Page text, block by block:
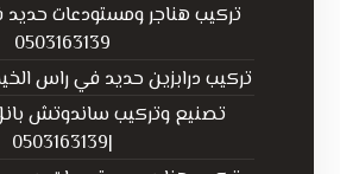
تركيب هناجر ومستودعات حديد
0503163139
تركيب درابزين حديد في راس الخيمة
تصنيع وتركيب ساندوتش
|0503163139